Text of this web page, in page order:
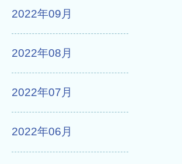
2022年09月
2022年08月
2022年07月
2022年06月